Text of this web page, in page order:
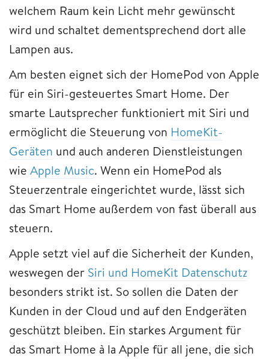
welchem Raum kein Licht mehr gewünscht
wird und schaltet dementsprechend dort alle
Lampen aus.
Am besten eignet sich der HomePod von Apple
für ein Siri-gesteuertes Smart Home. Der
smarte Lautsprecher funktioniert mit Siri und
ermöglicht die Steuerung von HomeKit-
Geräten und auch anderen Dienstleistungen
wie Apple Music. Wenn ein HomePod als
Steuerzentrale eingerichtet wurde, lässt sich
das Smart Home außerdem von fast überall aus
steuern.
Apple setzt viel auf die Sicherheit der Kunden,
weswegen der Siri und HomeKit Datenschutz
besonders strikt ist. So sollen die Daten der
Kunden in der Cloud und auf den Endgeräten
geschützt bleiben. Ein starkes Argument für
das Smart Home à la Apple für all jene, die sich